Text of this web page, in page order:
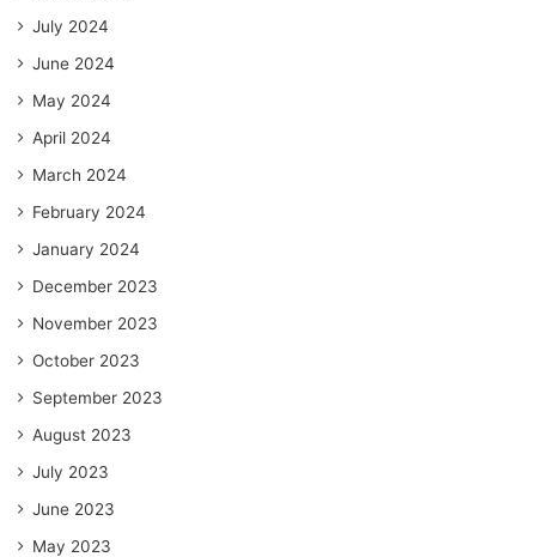
July 2024
June 2024
May 2024
April 2024
March 2024
February 2024
January 2024
December 2023
November 2023
October 2023
September 2023
August 2023
July 2023
June 2023
May 2023